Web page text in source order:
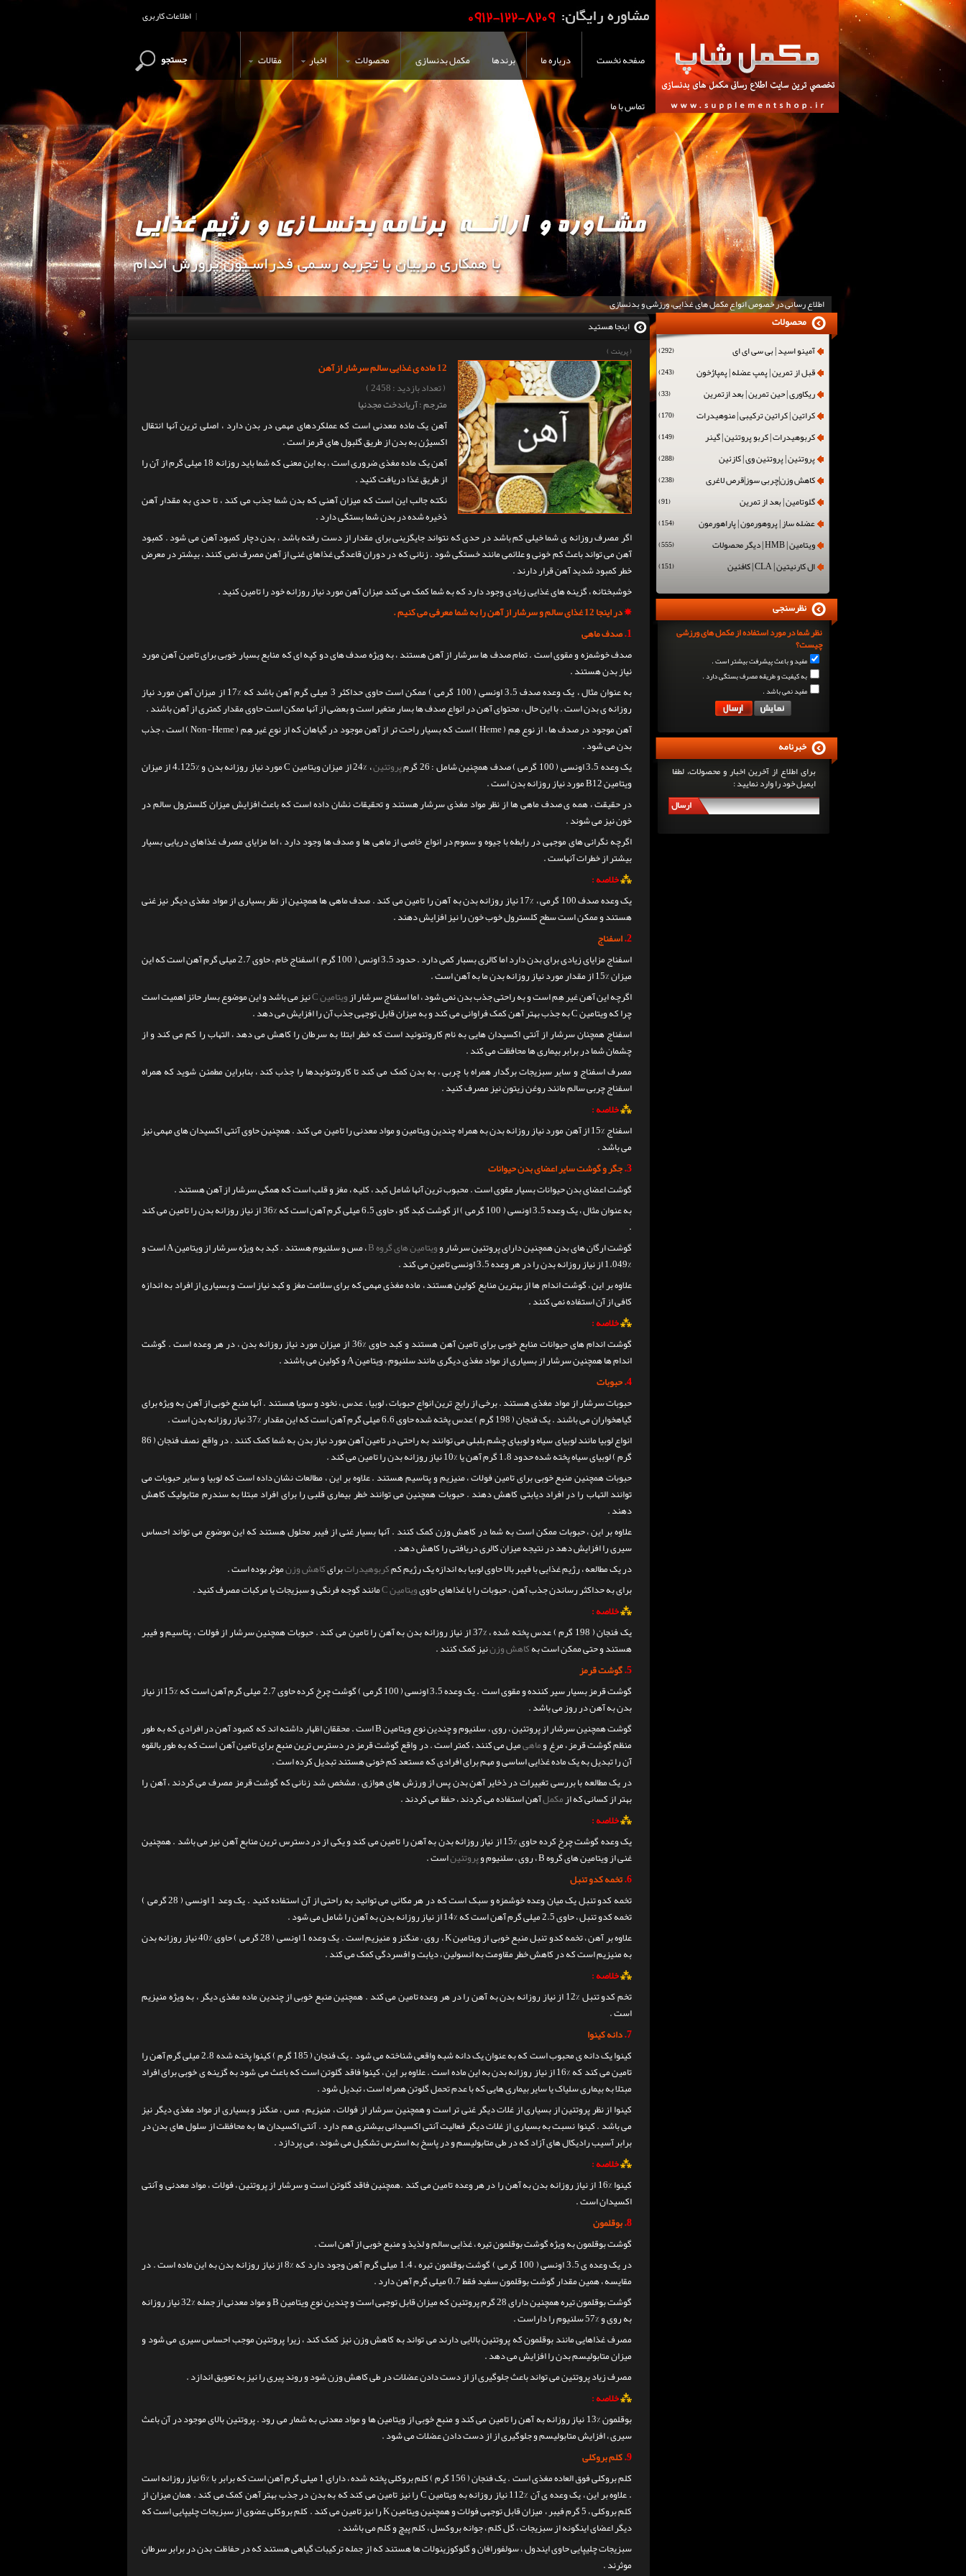
اطلاعات کاربری |
صفحه نخست درباره ما برندها مکمل بدنسازی محصولات اخبار مقالات
تماس با ما
جستجو
اطلاع رسانی در خصوص انواع مکمل های غذایی، ورزشی و بدنسازی
این وب سایت جهت اطلاع رسانی و
اینجا هستید
(پرینت )
12 ماده ی غذایی سالم سرشار از آهن
( تعداد بازدید : 2458 )
مترجم : آریاندخت مجدنیا
آهن یک ماده معدنی است که عملکردهای مهمی در بدن دارد ، اصلی ترین آنها انتقال
اکسیژن به بدن از طریق گلبول های قرمز است .
آهن یک ماده مغذی ضروری است ، به این معنی که شما باید روزانه 18 میلی گرم از آن را
از طریق غذا دریافت کنید .
نکته جالب این است که میزان آهنی که بدن شما جذب می کند ، تا حدی به مقدار آهن
ذخیره شده در بدن شما بستگی دارد .
اگر مصرف روزانه ی شما خیلی کم باشد در حدی که نتواند جایگزینی برای مقدار از دست رفته باشد ، بدن دچار کمبود آهن می شود .کمبود
آهن می تواند باعث کم خونی و علائمی مانند خستگی شود . زنانی که در دوران قاعدگی غذاهای غنی از آهن مصرف نمی کنند ، بیشتر در معرض
خطر کمبود شدید آهن قرار دارند .
خوشبختانه ، گزینه های غذایی زیادی وجود دارد که به شما کمک می کند میزان آهن مورد نیاز روزانه خود را تامین کنید .
✵در اینجا 12 غذای سالم و سرشار از آهن را به شما معرفی می کنیم .
1. صدف ماهی
صدف خوشمزه و مقوی است . تمام صدف ها سرشار از آهن هستند ، به ویژه صدف های دو کپه ای که منابع بسیار خوبی برای تامین آهن مورد
نیاز بدن هستند .
به عنوان مثال ، یک وعده صدف 3.5 اونسی ( 100 گرمی ) ممکن است حاوی حداکثر 3 میلی گرم آهن باشد که %17 از میزان آهن مورد نیاز
روزانه ی بدن است .با این حال ، محتوای آهن در انواع صدف ها بسار متغیر است و بعضی از آنها ممکن است حاوی مقدار کمتری از آهن باشند .
آهن موجود در صدف ها ، از نوع هِم ( Heme ) است که بسیار راحت تر از آهن موجود در گیاهان که از نوع غیر هِم ( Non-Heme ) است ، جذب
بدن می شود .
یک وعده 3.5 اونسی ( 100 گرمی ) صدف همچنین شامل : 26 گرم
پروتئین
، %24 از میزان ویتامین C مورد نیاز روزانه بدن و %4.125 از میزان
ویتامین B12 مورد نیاز روزانه بدن است .
در حقیقت ، همه ی صدف ماهی ها از نظر مواد مغذی سرشار هستند و تحقیقات نشان داده است که باعث افزایش میزان کلسترول سالم در
خون نیز می شوند .
اگرچه نگرانی های موجهی در رابطه با جیوه و سموم در انواع خاصی از ماهی ها و صدف ها وجود دارد ، اما مزایای مصرف غذاهای دریایی بسیار
بیشتر از خطرات آنهاست .
⁂خلاصه :
یک وعده صدف 100 گرمی ، %17 نیاز روزانه بدن به آهن را تامین می کند . صدف ماهی ها همچنین از نظر بسیاری از مواد مغذی دیگر نیز غنی
هستند و ممکن است سطح کلسترول خوب خون را نیز افزایش دهند .
2. اسفناج
اسفناج مزایای زیادی برای بدن دارد اما کالری بسبار کمی دارد . حدود 3.5 اونس ( 100 گرم ) اسفناج خام ، حاوی 2.7 میلی گرم آهن است که این
میزان %15 از مقدار مورد نیاز روزانه بدن ما به آهن است .
اگرچه این آهن غیر هِم است و به راحتی جذب بدن نمی شود ، اما اسفناج سرشار ازویتامین C نیز می باشد و این موضوع بسار حائز اهمیت است
چرا که ویتامین C به جذب بهتر آهن کمک فراوانی می کند و به میزان قابل توجهی جذب آن را افزایش می دهد .
اسفناج همچنان سرشار از آنتی اکسیدان هایی به نام کاروتنوئید است که خطر ابتلا به سرطان را کاهش می دهد ، التهاب را کم می کند و از
چشمان شما در برابر بیماری ها محافظت می کند .
مصرف اسفناج و سایر سبزیجات برگدار همراه با چربی ، به بدن کمک می کند تا کاروتنوئیدها را جذب کند ، بنابراین مطمئن شوید که همراه
اسفناج چربی سالم مانند روغن زیتون نیز مصرف کنید .
⁂خلاصه :
اسفناج %15 از آهن مورد نیاز روزانه بدن به همراه چندین ویتامین و مواد معدنی را تامین می کند . همچنین حاوی آنتی اکسیدان های مهمی نیز
می باشد .
3. جگر و گوشت سایر اعضای بدن حیوانات
گوشت اعضای بدن حیوانات بسیار مقوی است . محبوب ترین آنها شامل کبد ، کلیه ، مغز و قلب است که همگی سرشار از آهن هستند .
به عنوان مثال ، یک وعده 3.5 اونسی ( 100 گرمی ) از گوشت کبد گاو ، حاوی 6.5 میلی گرم آهن است که %36 از نیاز روزانه بدن را تامین می کند
.
گوشت ارگان های بدن همچنین دارای پروتئین سرشار وویتامین های گروه B ، مس و سلنیوم هستند .
کبد به ویژه سرشار از ویتامین A است و
%1.049 از نیاز روزانه بدن را در هر وعده 3.5 اونسی تامین می کند .
علاوه بر این ، گوشت اندام ها از بهترین منابع کولین هستند ، ماده مغذی مهمی که برای سلامت مغز و کبد نیاز است و بسیاری از افراد به اندازه
کافی از آن استفاده نمی کنند .
⁂خلاصه :
گوشت اندام های حیوانات منابع خوبی برای تامین آهن هستند و کبد حاوی %36 از میزان مورد نیاز روزانه بدن ، در هر وعده است . گوشت
اندام ها همچنین سرشار از بسیاری از مواد مغذی دیگری مانند سلنیوم ، ویتامین A و کولین می باشند .
4. حبوبات
حبوبات سرشار از مواد مغذی هستند .برخی از رایج ترین انواع حبوبات ، لوبیا ، عدس ، نخود و سویا هستند .آنها منبع خوبی از آهن به ویژه برای
گیاهخواران می باشند . یک فنجان ( 198 گرم ) عدس پخته شده حاوی 6.6 میلی گرم آهن است که این مقدار %37 نیاز روزانه بدن است .
انواع لوبیا مانند لوبیای سیاه و لوبیای چشم بلبلی می توانند به راحتی در تامین آهن مورد نیاز بدن به شما کمک کنند .
در واقع نصف فنجان ( 86
گرم ) لوبیای سیاه پخته شده حدود 1.8 گرم آهن یا %10 نیاز روزانه بدن را تامین می کند .
حبوبات همچنین منبع خوبی برای تامین فولات ، منیزیم و پتاسیم هستند .علاوه بر این ، مطالعات نشان داده است که لوبیا و سایر حبوبات می
توانند التهاب را در افراد دیابتی کاهش دهند . حبوبات همچنین می توانند خطر بیماری قلبی را برای افراد مبتلا به سندرم متابولیک کاهش
دهند .
علاوه بر این ، حبوبات ممکن است به شما در کاهش وزن کمک کنند . آنها بسیار غنی از فیبر محلول هستند که این موضوع می تواند احساس
سیری را افزایش دهد در نتیجه میزان کالری دریافتی را کاهش دهد .
در یک مطالعه ، رژیم غذایی با فیبر بالا حاوی لوبیا به اندازه یک رژیم کمکربوهیدراتبرایکاهش وزنموثر بوده است .
برای به حداکثر رساندن جذب آهن ، حبوبات را با غذاهای حاویویتامین C مانند گوجه فرنگی و سبزیجات یا مرکبات مصرف کنید .
⁂خلاصه :
یک فنجان ( 198 گرم ) عدس پخته شده ، %37 از نیاز روزانه بدن به آهن را تامین می کند . حبوبات همچنین سرشار از فولات ، پتاسیم و فیبر
هستند و حتی ممکن است بهکاهش وزننیز کمک کنند .
5. گوشت قرمز
گوشت قرمز بسیار سیر کننده و مقوی است .
یک وعده 3.5 اونسی ( 100 گرمی ) گوشت چرخ کرده حاوی 2.7 میلی گرم آهن است که %15 از نیاز
بدن به آهن در روز می باشد .
گوشت همچنین سرشار از پروتئین ، روی ، سلنیوم و چندین نوع ویتامین B است .
محققان اظهار داشته اند که کمبود آهن در افرادی که به طور
منظم گوشت قرمز ، مرغ وماهیمیل می کنند ، کمتر است .در واقع گوشت قرمز در دسترس ترین منبع برای تامین آهن است که به طور بالقوه
آن را تبدیل به یک ماده غذایی اساسی و مهم برای افرادی که مستعد کم خونی هستند تبدیل کرده است .
در یک مطالعه با بررسی تغییرات در ذخایر آهن بدن پس از ورزش های هوازی ، مشخص شد زنانی که گوشت قرمز مصرف می کردند ، آهن را
بهتر از کسانی که ازمکملآهن استفاده می کردند ، حفظ می کردند .
⁂خلاصه :
یک وعده گوشت چرخ کرده حاوی %15 از نیاز روزانه بدن به آهن را تامین می کند و یکی از در دسترس ترین منابع آهن نیز می باشد . همچنین
غنی از ویتامین های گروه B ، روی ، سلنیوم و
پروتئیناست .
6. تخمه کدو تنبل
تخمه کدو تنبل یک میان وعده خوشمزه و سبک است که در هر مکانی می توانید به راحتی از آن استفاده کنید .
یک وعد 1 اونسی ( 28 گرمی )
تخمه کدو تنبل ، حاوی 2.5 میلی گرم آهن است که %14 از نیاز روزانه بدن به آهن را شامل می شود .
علاوه بر آهن ، تخمه کدو تنبل منبع خوبی از ویتامین K ، روی ، منگنز و منیزیم است .
یک وعده 1 اونسی ( 28 گرمی ) حاوی %40 نیاز روزانه بدن
به منیزیم است که در کاهش خطر مقاومت به انسولین ، دیابت و افسردگی کمک می کند .
⁂خلاصه :
تخم کدو تنبل %12 از نیاز روزانه بدن به آهن را در هر وعده تامین می کند . همچنین منبع خوبی از چندین ماده مغذی دیگر ، به ویژه منیزیم
است .
7. دانه کینوا
کینوا یک دانه ی محبوب است که به عنوان یک دانه شبه واقعی شناخته می شود . یک فنجان ( 185 گرم ) کینوا پخته شده 2.8 میلی گرم آهن را
تامین می کند که %16 از نیاز روزانه بدن به این ماده است .
علاوه بر این ، کینوا فاقد گلوتن است که باعث می شود به گزینه ی خوبی برای افراد
مبتلا به بیماری سلیاک یا سایر بیماری هایی که با عدم تحمل گلوتن همراه است ، تبدیل شود .
کینوا از نظر پروتئین از بسیاری از غلات دیگر غنی تر است و همچنین سرشار از فولات ، منیزیم ، مس ، منگنز و بسیاری از مواد مغذی دیگر نیز
می باشد .کینوا نسبت به بسیاری از غلات دیگر فعالیت آنتی اکسیدانی بیشتری هم دارد .آنتی اکسیدان ها به محافظت از سلول های بدن در
برابر آسیب رادیکال های آزاد که در طی متابولیسم و در پاسخ به استرس تشکیل می شوند ، می پردازد .
⁂خلاصه :
کینوا %16 از نیاز روزانه بدن به آهن را در هر وعده تامین می کند .همچنین فاقد گلوتن است و سرشار از پروتئین ، فولات ، مواد معدنی و آنتی
اکسیدان است .
8. بوقلمون
گوشت بوقلمون به ویژه گوشت بوقلمون تیره ، غذایی سالم و لذیذ و منبع خوبی از آهن است .
در یک وعده ی 3.5 اونسی ( 100 گرمی ) گوشت بوقلمون تیره ، 1.4 میلی گرم آهن وجود دارد که %8 از نیاز روزانه بدن به این ماده است .
در
مقایسه ، همین مقدار گوشت بوقلمون سفید فقط 0.7 میلی گرم آهن دارد .
گوشت بوقلمون تیره همچنین دارای 28 گرم پروتئین که میزان قابل توجهی است و چندین نوع ویتامین B و مواد معدنی از جمله %32 نیاز روزانه
به روی و %57 سلنیوم را داراست .
مصرف غذاهایی مانند بوقلمون که پروتئین بالایی دارند می تواند به کاهش وزن نیز کمک کند ، زیرا پروتئین موجب احساس سیری می شود و
میزان متابولیسم بدن را افزایش می دهد .
مصرف زیاد پروتئین می تواند باعث جلوگیری از از دست دادن عضلات در طی کاهش وزن شود و روند پیری را نیز به تعویق اندازد .
⁂خلاصه :
بوقلمون %13 نیاز روزانه به آهن را تامین می کند و منبع خوبی از ویتامین ها و مواد معدنی به شمار می رود . پروتئین بالای موجود در آن باعث
سیری ، افزایش متابولیسم و جلوگیری از از دست دادن عضلات می شود .
9. کلم بروکلی
کلم بروکلی فوق العاده مغذی است . یک فنجان ( 156 گرم ) کلم بروکلی پخته شده ، دارای 1 میلی گرم آهن است که برابر با %6 نیاز روزانه است
.علاوه بر این ، یک وعده ی آن %112 نیاز روزانه به ویتامین C را نیز تامین می کند که به بدن در جذب بهتر آهن کمک می کند .
همان میزان از
کلم بروکلی ، 5 گرم فیبر ، میزان قابل توجهی فولات و همچنین ویتامین K را نیز تامین می کند . کلم بروکلی عضوی از سبزیجات چلیپایی است که
دیگر اعضای اینگونه از سبزیجات ، گل کلم ، جوانه بروکسل ، کلم پیچ و کلم می باشند .
سبزیجات چلیپایی حاوی ایندول ، سولفورافان و گلوکوزینولات ها هستند که از جمله ترکیبات گیاهی هستند که در حفاظت بدن در برابر سرطان
موثرند .
آمینو اسید | بی سی ای ای (292)
قبل از تمرین | پمپ عضله | پمپاژخون (243)
ریکاوری | حین تمرین | بعد ازتمرین (33)
کراتین | کراتین ترکیبی | منوهیدرات (170)
کربوهیدرات | کربو پروتئین | گینر (149)
پروتئین | پروتئین وی | کازئین (288)
کاهش وزن|چربی سوز|قرص لاغری (238)
گلوتامین | بعد از تمرین (91)
عضله ساز | پروهورمون | پاراهورمون (154)
ویتامین | HMB | دیگر محصولات (555)
ال کارنیتین | CLA | کافئین (151)
محصولات
نظر شما در مورد استفاده از مکمل های ورزشی
چیست؟
مفید و باعث پیشرفت بیشتر است .
به کیفیت و طریقه مصرف بستگی دارد .
مفید نمی باشد .
نظرسنجی
برای اطلاع از آخرین اخبار و محصولات، لطفا
ایمیل خود را وارد نمایید :
ارسال
خبرنامه